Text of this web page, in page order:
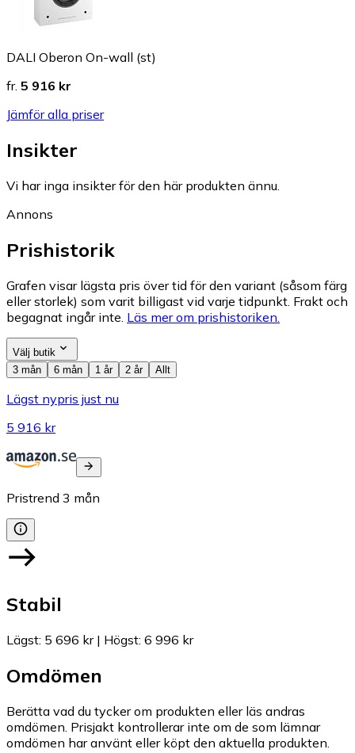
DALI Oberon On-wall (st)
fr. 5 916 kr
Jämför alla priser
Insikter
Vi har inga insikter för den här produkten ännu.
Annons
Prishistorik
Grafen visar lägsta pris över tid för den variant (såsom färg
eller storlek) som varit billigast vid varje tidpunkt. Frakt och
begagnat ingår inte. Läs mer om prishistoriken.
Välj butik
3 mån
6 mån 1 år 2 år Allt
Lägst nypris just nu
5 916 kr
Pristrend 3 mån
Stabil
Lägst: 5 696 kr| Högst: 6 996 kr
Omdömen
Berätta vad du tycker om produkten eller läs andras
omdömen. Prisjakt kontrollerar inte om de som lämnar
omdömen har använt eller köpt den aktuella produkten.